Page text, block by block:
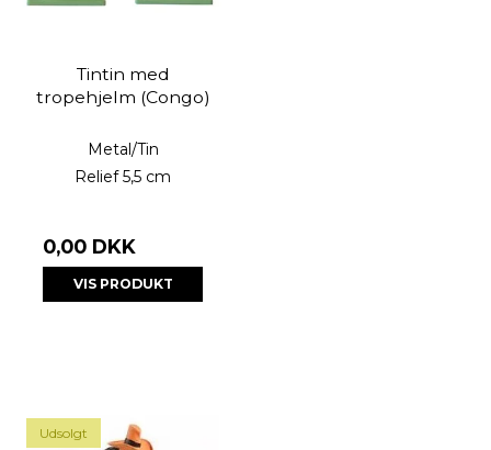
Tintin med
tropehjelm (Congo)
Metal/Tin
Relief 5,5 cm
0,00 DKK
VIS PRODUKT
Udsolgt